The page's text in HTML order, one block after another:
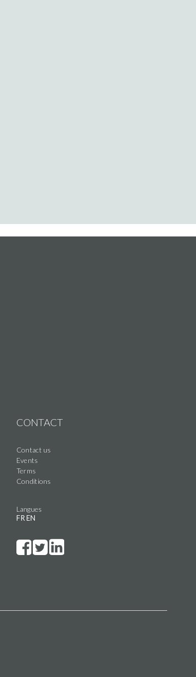
CONTACT
Contact us
Events
Terms
Conditions
Langues
FR EN